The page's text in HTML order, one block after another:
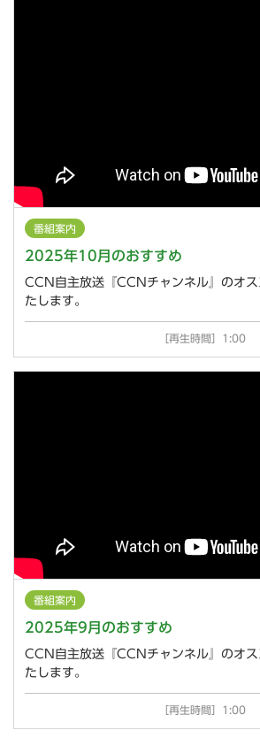
番組案内
2025年10月のおすすめ
CCN自主放送『CCNチャンネル』のオス
たします。
［再生時間］1:00
番組案内
2025年9月のおすすめ
CCN自主放送『CCNチャンネル』のオス
たします。
［再生時間］1:00